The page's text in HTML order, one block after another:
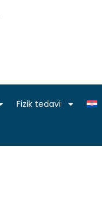
Fizik tedavi